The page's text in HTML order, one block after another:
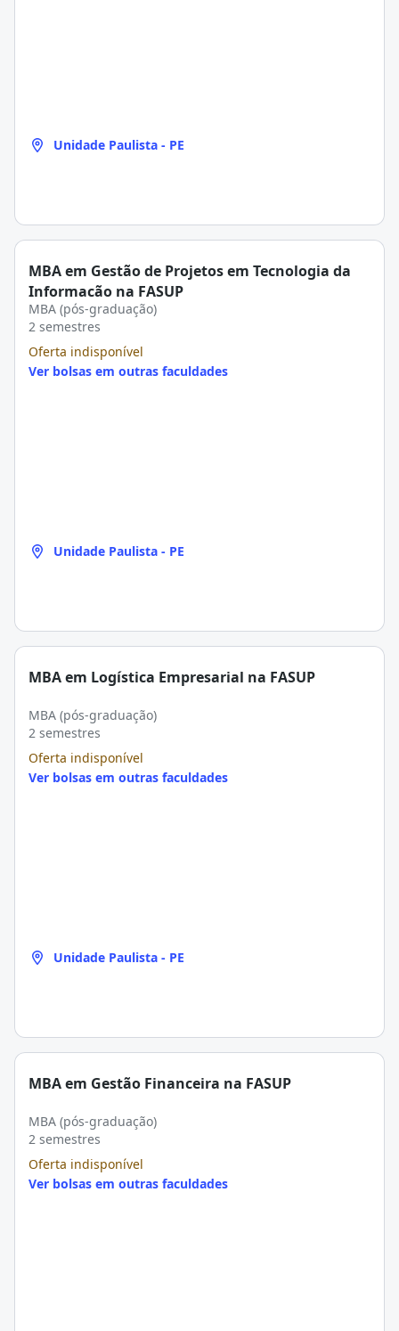
Unidade Paulista - PE
MBA em Gestão de Projetos em Tecnologia da
Informação na FASUP
MBA (pós-graduação)
2 semestres
Oferta indisponível
Ver bolsas em outras faculdades
Unidade Paulista - PE
MBA em Logística Empresarial na FASUP
MBA (pós-graduação)
2 semestres
Oferta indisponível
Ver bolsas em outras faculdades
Unidade Paulista - PE
MBA em Gestão Financeira na FASUP
MBA (pós-graduação)
2 semestres
Oferta indisponível
Ver bolsas em outras faculdades